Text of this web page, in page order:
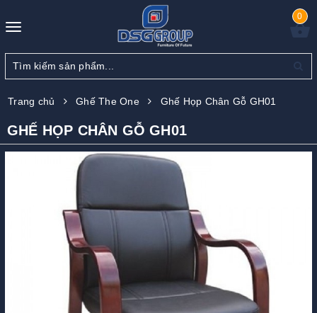
Toggle
0
Trang chủ Ghế The One Ghế Họp Chân Gỗ GH01
GHẾ HỌP CHÂN GỖ GH01